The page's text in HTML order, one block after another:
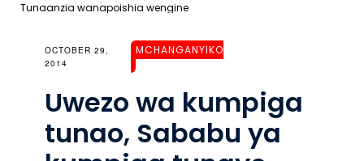
Tunaanzia wanapoishia wengine
OCTOBER 29,
2014
MCHANGANYIKO
Uwezo wa kumpiga
tunao, Sababu ya